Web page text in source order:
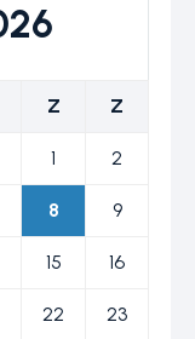
Z Z
1 2
8 9
15 16
22 23